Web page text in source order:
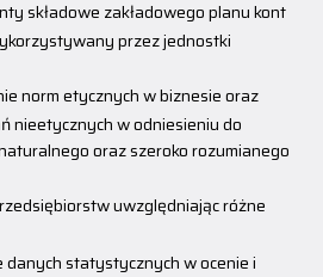
składowe zakładowego planu kont
przez jednostki
norm etycznych w biznesie oraz
nieetycznych w odniesieniu do
oraz szeroko rozumianego
uwzględniając różne
danych statystycznych w ocenie i